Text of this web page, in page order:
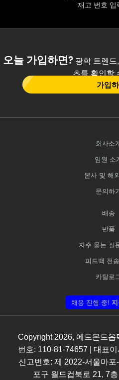
재고 번호 입
오늘 가입하면?광학 트렌드,
츠를 확인할
가입
회사소
임원 소
본사 및 해
문의하
배송
반품
자주 묻는 질
피드백 전
카탈로
채용 진행 중! 지
Copyright 2026, 에드몬드옵
번호: 110-81-74657 | 대표
신고번호: 제 2022-서울마
포구 월드컵북로 21, 7